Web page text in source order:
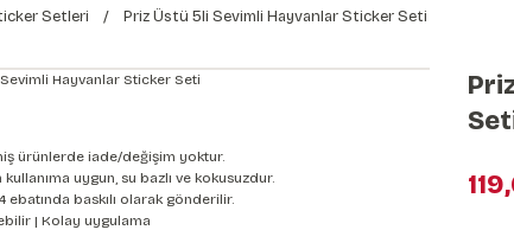
Setleri Priz Üstü 5li Sevimli Hayvanlar Sticker Seti
ürünlerde iade/değişim yoktur.
uygun, su bazlı ve kokusuzdur.
baskılı olarak gönderilir.
| Kolay uygulama